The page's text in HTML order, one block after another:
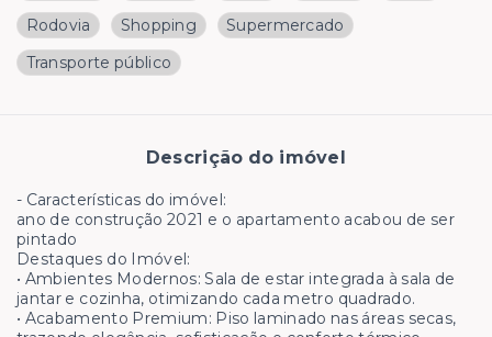
Rodovia
Shopping
Supermercado
Transporte público
Descrição do imóvel
- Características do imóvel:
ano de construção 2021 e o apartamento acabou de ser
pintado
Destaques do Imóvel:
• Ambientes Modernos: Sala de estar integrada à sala de
jantar e cozinha, otimizando cada metro quadrado.
• Acabamento Premium: Piso laminado nas áreas secas,